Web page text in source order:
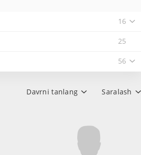
16
25
56
Saralash
Davrni tanlang